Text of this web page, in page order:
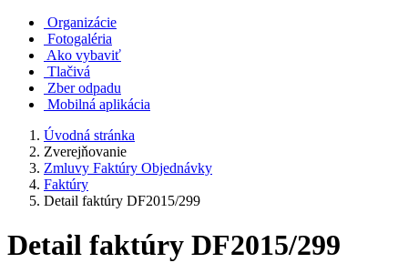
Organizácie
Fotogaléria
Ako vybaviť
Tlačivá
Zber odpadu
Mobilná aplikácia
Úvodná stránka
Zverejňovanie
Zmluvy Faktúry Objednávky
Faktúry
Detail faktúry DF2015/299
Detail faktúry DF2015/299